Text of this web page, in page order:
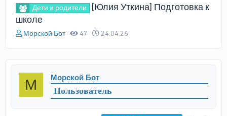
Дети и родители
[Юлия Уткина] Подготовка к
школе
А
о
р
е
ы
Морской Бот 47
Д
а
ч
а
л
24.04.26
М Морской Бот
Пользователь